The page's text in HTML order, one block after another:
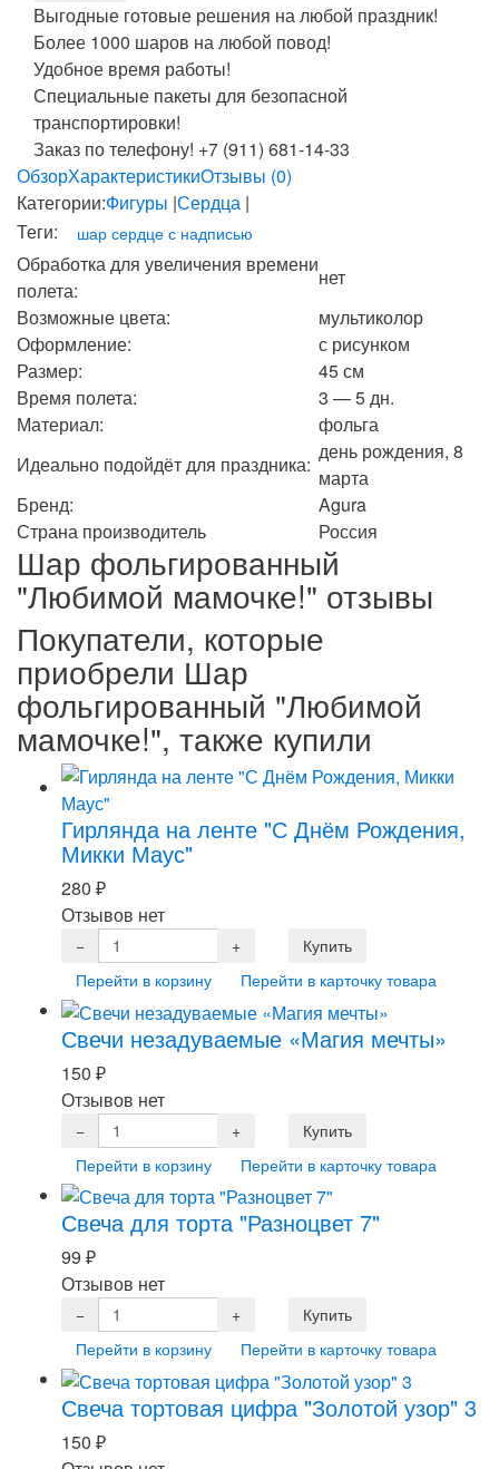
Выгодные готовые решения на любой праздник!
Более 1000 шаров на любой повод!
Удобное время работы!
Специальные пакеты для безопасной
транспортировки!
Заказ по телефону! +7 (911) 681-14-33
ОбзорХарактеристикиОтзывы (0)
Категории:Фигуры |Сердца |
Теги:
шар сердце с надписью
Обработка для увеличения времени
полета:
нет
Возможные цвета:
мультиколор
Оформление:
с рисунком
Размер:
45 см
Время полета:
3 — 5 дн.
Материал:
фольга
Идеально подойдёт для праздника:
день рождения, 8
марта
Бренд:
Agura
Страна производитель
Россия
Шар фольгированный
"Любимой мамочке!" отзывы
Покупатели, которые
приобрели Шар
фольгированный "Любимой
мамочке!", также купили
Гирлянда на ленте "С Днём Рождения,
Микки Маус"
280 ₽
Отзывов нет
Перейти в корзину Перейти в карточку товара
Свечи незадуваемые «Магия мечты»
150 ₽
Отзывов нет
Перейти в корзину Перейти в карточку товара
Свеча для торта "Разноцвет 7"
99 ₽
Отзывов нет
Перейти в корзину Перейти в карточку товара
Свеча тортовая цифра "Золотой узор" 3
150 ₽